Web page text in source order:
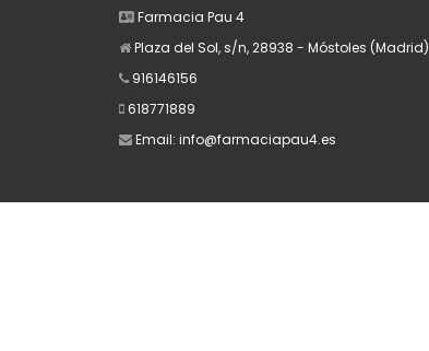
Farmacia Pau 4
Plaza del Sol, s/n, 28938 - Móstoles (Madrid)
916146156
618771889
Email: info@farmaciapau4.es